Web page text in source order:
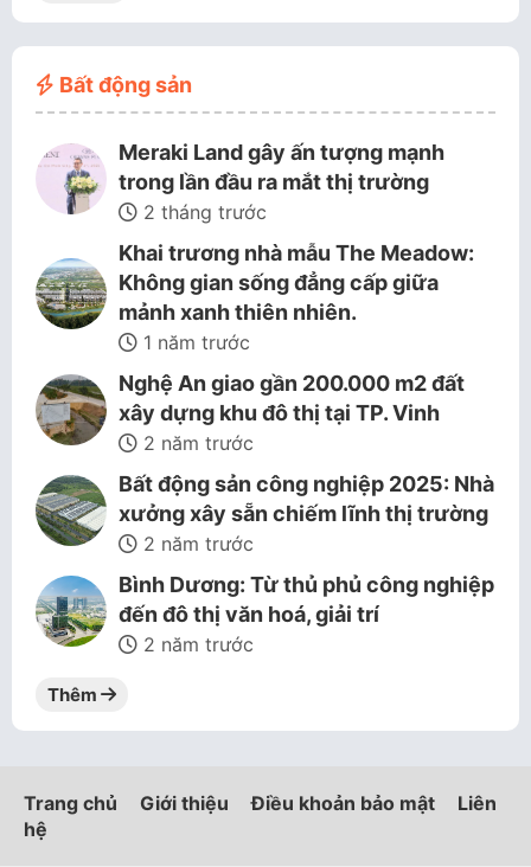
Bất động sản
Meraki Land gây ấn tượng mạnh
trong lần đầu ra mắt thị trường
2 tháng trước
Khai trương nhà mẫu The Meadow:
Không gian sống đẳng cấp giữa
mảnh xanh thiên nhiên.
1 năm trước
Nghệ An giao gần 200.000 m2 đất
xây dựng khu đô thị tại TP. Vinh
2 năm trước
Bất động sản công nghiệp 2025: Nhà
xưởng xây sẵn chiếm lĩnh thị trường
2 năm trước
Bình Dương: Từ thủ phủ công nghiệp
đến đô thị văn hoá, giải trí
2 năm trước
Thêm
Trang chủ Giới thiệu Điều khoản bảo mật
Liên
hệ